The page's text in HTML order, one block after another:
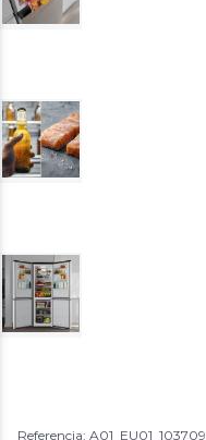
Referencia: A01_EU01_103709